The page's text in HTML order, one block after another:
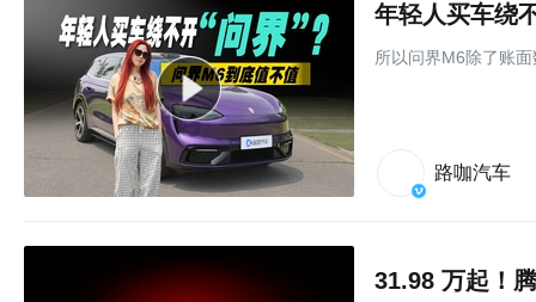
年轻人买车绕
所以问界M6除了账
路咖汽车
31.98 万起！